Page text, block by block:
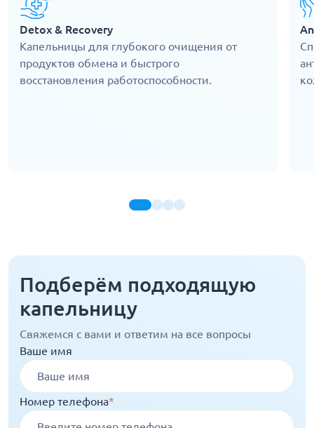
Detox & Recovery
Капельницы для глубокого очищения от
продуктов обмена и быстрого
восстановления работоспособности.
Подберём подходящую
капельницу
Свяжемся с вами и ответим на все вопросы
Ваше имя
Номер телефона*